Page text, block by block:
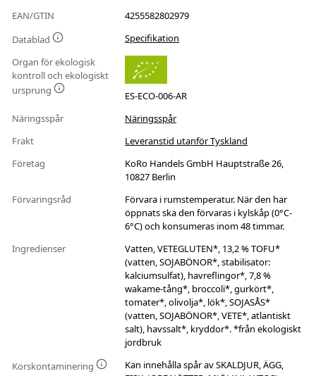
EAN/GTIN
4255582802979
Datablad
Specifikation
Organ för ekologisk
kontroll och ekologiskt
ursprung
ES-ECO-006-AR
Näringsspår
Näringsspår
Frakt
Leveranstid utanför Tyskland
Företag
KoRo Handels GmbH Hauptstraße 26,
10827 Berlin
Förvaringsråd
Förvara i rumstemperatur. När den har
öppnats ska den förvaras i kylskåp (0°C-
6°C) och konsumeras inom 48 timmar.
Ingredienser
Vatten, VETEGLUTEN*, 13,2 % TOFU*
(vatten, SOJABÖNOR*, stabilisator:
kalciumsulfat), havreflingor*, 7,8 %
wakame-tång*, broccoli*, gurkört*,
tomater*, olivolja*, lök*, SOJASÅS*
(vatten, SOJABÖNOR*, VETE*, atlantiskt
salt), havssalt*, kryddor*. *från ekologiskt
jordbruk
Korskontaminering
Kan innehålla spår av SKALDJUR, ÄGG,